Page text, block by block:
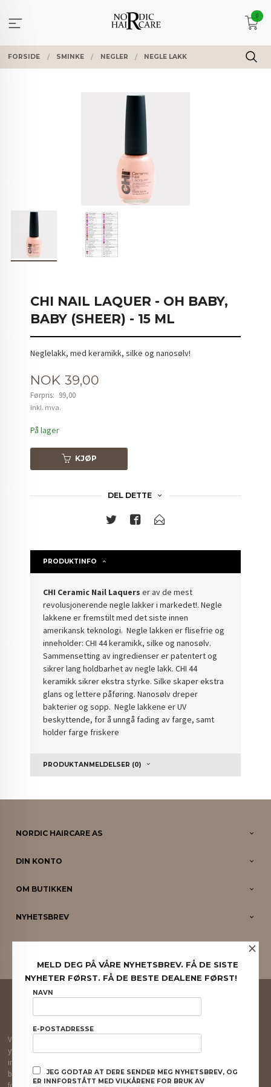
innholdet
0
FORSIDE SMINKE NEGLER NEGLE LAKK
CHI NAIL LAQUER - OH BABY,
BABY (SHEER) - 15 ML
Neglelakk, med keramikk, silke og nanosølv!
Tilbud
NOK 39,00
Førpris: 99,00
Rabatt
inkl. mva.
På lager
KJØP
DEL DETTE
PRODUKTINFO
CHI Ceramic Nail Laquers er av de mest
revolusjonerende negle lakker i markedet!. Negle
lakkene er fremstilt med det siste innen
amerikansk teknologi. Negle lakken er flisefrie og
inneholder: CHI 44 keramikk, silke og nanosølv.
Sammensetting av ingredienser er patentert og
sikrer lang holdbarhet av negle lakk. CHI 44
keramikk sikrer ekstra styrke. Silke skaper ekstra
glans og lettere påføring. Nanosølv dreper
bakterier og sopp. Negle lakkene er UV
beskyttende, for å unngå fading av farge, samt
holder farge friskere
PRODUKTANMELDELSER (0)
NORDIC HAIRCARE AS
DIN KONTO
OM BUTIKKEN
NYHETSBREV
PARTNERE
FRAKT
Vår nettbutikk bruker cookies slik at du får en bedre kjøpsopplevelse og vi kan
yte deg bedre service. Vi bruker cookies hovedsaklig til å lagre
innloggingsdetaljer og huske hva du har puttet i handlekurven din. Fortsett å
bruke siden som normalt om du godtar dette.Les merellerendre innstillinger
×
MELD DEG PÅ VÅRE NYHETSBREV. FÅ DE SISTE
NYHETER FØRST. FÅ DE BESTE DEALENE FØRST!
NAVN
E-POSTADRESSE
JEG GODTAR AT DERE SENDER MEG NYHETSBREV, OG
ER INNFORSTÅTT MED VILKÅRENE FOR BRUK AV